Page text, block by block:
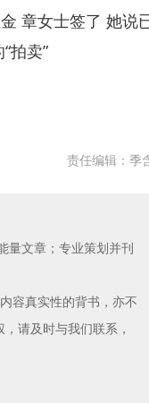
章女士签了 她说
拍卖”
责任编辑：季
量文章；专业策划并刊
容真实性的背书，亦不
请及时与我们联系，